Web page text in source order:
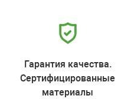
Гарантия качества.
Сертифицированные
материалы